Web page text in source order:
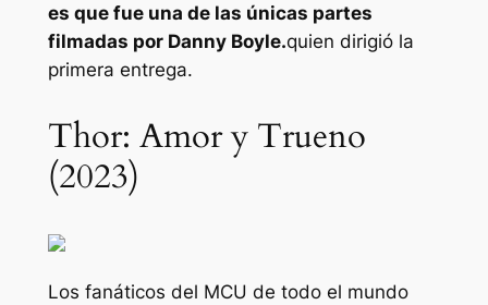
es que fue una de las únicas partes
filmadas por Danny Boyle.quien dirigió la
primera entrega.
Thor: Amor y Trueno
(2023)
Los fanáticos del MCU de todo el mundo